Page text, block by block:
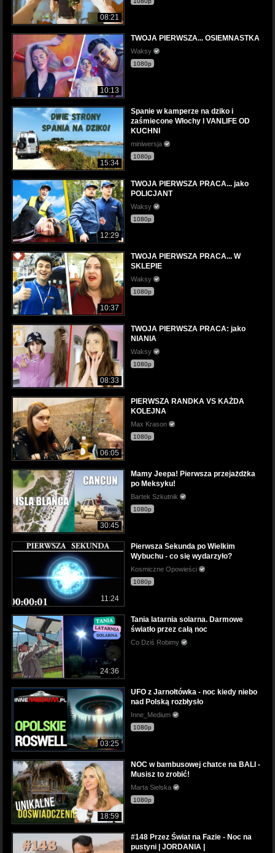
08:21
10:13
TWOJA PIERWSZA... OSIEMNASTKA
Waksy
1080p
15:34
Spanie w kamperze na dziko i
zaśmiecone Włochy l VANLIFE OD
KUCHNI
miniwersja
1080p
12:29
TWOJA PIERWSZA PRACA... jako
POLICJANT
Waksy
1080p
10:37
TWOJA PIERWSZA PRACA... W
SKLEPIE
Waksy
1080p
08:33
TWOJA PIERWSZA PRACA: jako
NIANIA
Waksy
1080p
06:05
PIERWSZA RANDKA VS KAŻDA
KOLEJNA
Max Krason
1080p
30:45
Mamy Jeepa! Pierwsza przejażdżka
po Meksyku!
Bartek Szkutnik
1080p
11:24
Pierwsza Sekunda po Wielkim
Wybuchu - co się wydarzyło?
Kosmiczne Opowieści
1080p
24:36
Tania latarnia solarna. Darmowe
światło przez całą noc
Co Dziś Robimy
03:25
UFO z Jarnołtówka - noc kiedy niebo
nad Polską rozbłysło
Inne_Medium
1080p
18:59
NOC w bambusowej chatce na BALI -
Musisz to zrobić!
Marta Sielska
1080p
#148 Przez Świat na Fazie - Noc na
pustyni | JORDANIA |